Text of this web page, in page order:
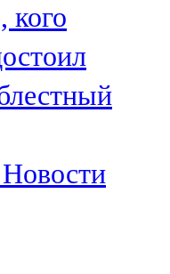
кого
Новости